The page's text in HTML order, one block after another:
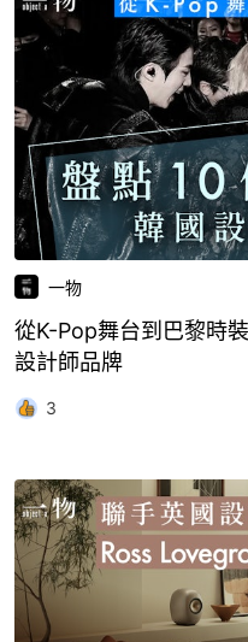
一物
從K-Pop舞台到巴黎時
設計師品牌
3